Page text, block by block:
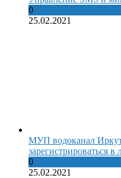
0
25.02.2021
МУП водоканал
зарегистрироваться
0
25.02.2021